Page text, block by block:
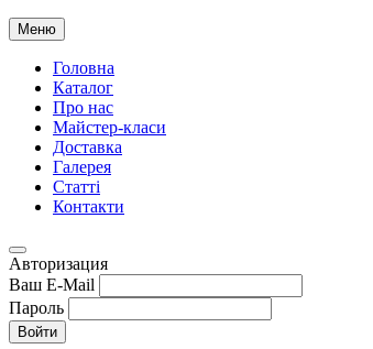
Меню
Головна
Каталог
Про нас
Майстер-класи
Доставка
Галерея
Статтi
Контакти
Авторизация
Ваш E-Mail
Пароль
Войти